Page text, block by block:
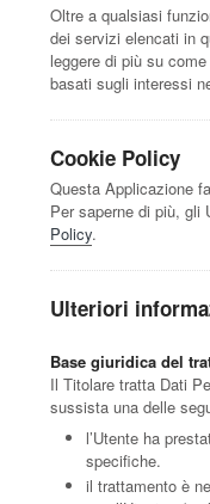
Oltre a qualsiasi
dei servizi elencati in
leggere di più su
basati sugli interessi
Cookie Policy
Questa Applicazione
Per saperne di più,
Policy.
Ulteriori
Base giuridica del
Il Titolare tratta Dati
sussista una delle
l’Utente ha
specifiche.
il trattamento è